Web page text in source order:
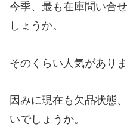
今季、最も在庫問い合
しょうか。
そのくらい人気がありま
因みに現在も欠品状態
いでしょうか。